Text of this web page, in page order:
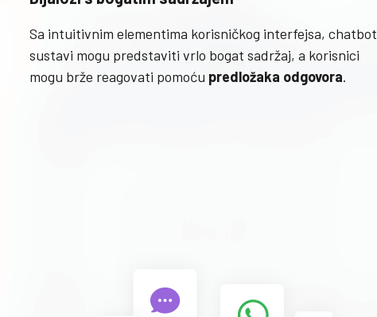
Sa intuitivnim elementima korisničkog interfejsa, chatbot
sustavi mogu predstaviti vrlo bogat sadržaj, a korisnici
mogu brže reagovati pomoću predložaka odgovora.